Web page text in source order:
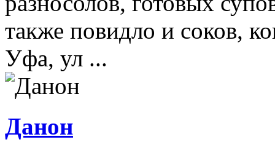
также повидло и соков,
Уфа, ул ...
Данон